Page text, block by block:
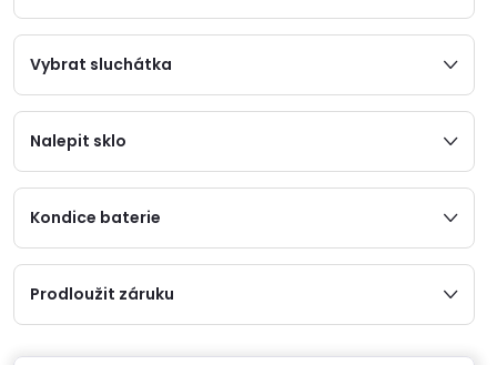
Vybrat sluchátka
Nalepit sklo
Kondice baterie
Prodloužit záruku